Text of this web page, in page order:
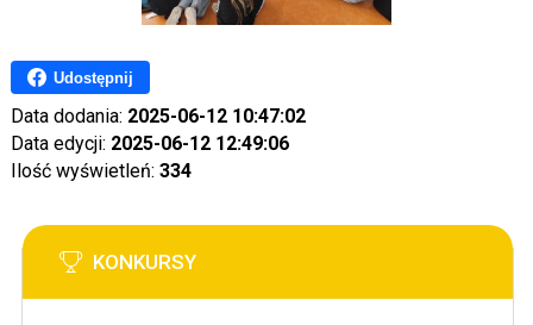
Udostępnij
Data dodania: 2025-06-12 10:47:02
Data edycji: 2025-06-12 12:49:06
Ilość wyświetleń: 334
KONKURSY